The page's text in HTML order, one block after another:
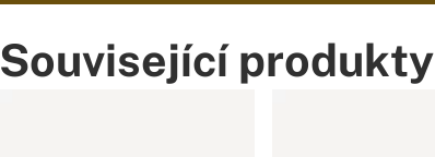
Související produkty